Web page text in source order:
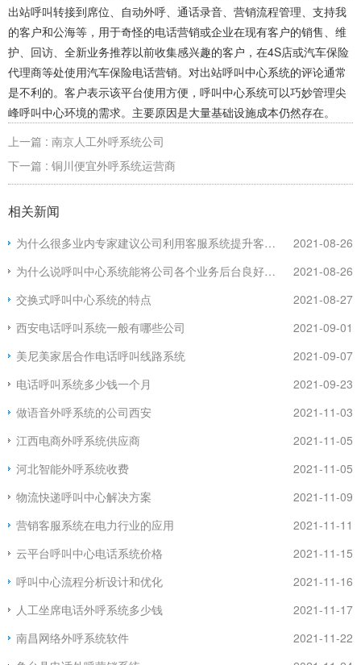
出站呼叫转接到席位、自动外呼、通话录音、营销流程管理、支持我
的客户和公海等，用于奇怪的电话营销或企业在现有客户的销售、维
护、回访、全新业务推荐以前收集感兴趣的客户，在4S店或汽车保险
代理商等处使用汽车保险电话营销。对出站呼叫中心系统的评论通常
是不利的。客户表示该平台使用方便，呼叫中心系统可以巧妙管理尖
峰呼叫中心环境的需求。主要原因是大量基础设施成本仍然存在。
上一篇 : 南京人工外呼系统公司
下一篇 : 铜川便宜外呼系统运营商
相关新闻
2021-08-26
为什么很多业内专家建议公司利用客服系统提升客户服务效率
2021-08-26
为什么说呼叫中心系统能将公司各个业务后台良好融合？
2021-08-27
交换式呼叫中心系统的特点
2021-09-01
西安电话呼叫系统一般有哪些公司
2021-09-07
美尼美家居合作电话呼叫线路系统
2021-09-23
电话呼叫系统多少钱一个月
2021-11-03
做语音外呼系统的公司西安
2021-11-05
江西电商外呼系统供应商
2021-11-05
河北智能外呼系统收费
2021-11-09
物流快递呼叫中心解决方案
2021-11-11
营销客服系统在电力行业的应用
2021-11-15
云平台呼叫中心电话系统价格
2021-11-16
呼叫中心流程分析设计和优化
2021-11-17
人工坐席电话外呼系统多少钱
2021-11-22
南昌网络外呼系统软件